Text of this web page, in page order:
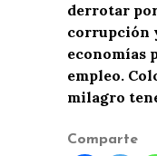
derrotar
corrupción
economías
empleo.
milagro
Comparte